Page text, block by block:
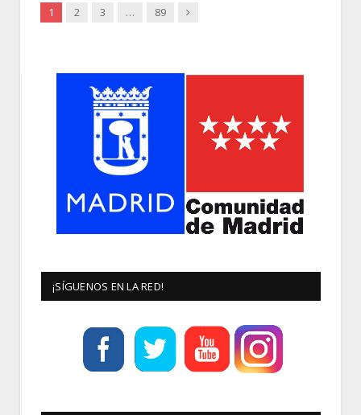
1 2 3 … 89 Siguiente
¡SÍGUENOS EN LA RED!